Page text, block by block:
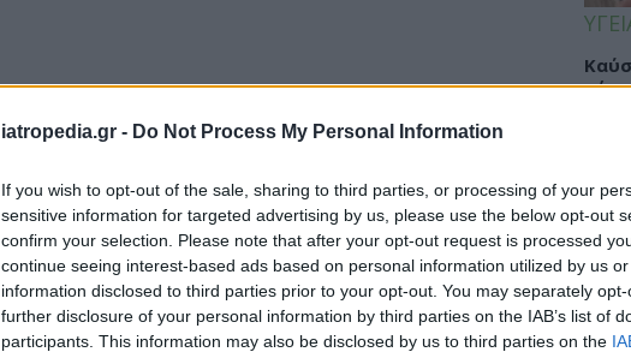
iatropedia.gr - Do Not Process My Personal Information
If you wish to opt-out of the sale, sharing to third parties, or processing of your
sensitive information for targeted advertising by us, please use the below opt-out
confirm your selection. Please note that after your opt-out request is processed
continue seeing interest-based ads based on personal information utilized by us
information disclosed to third parties prior to your opt-out. You may separately
further disclosure of your personal information by third parties on the IAB’s list of
participants. This information may also be disclosed by us to third parties on the